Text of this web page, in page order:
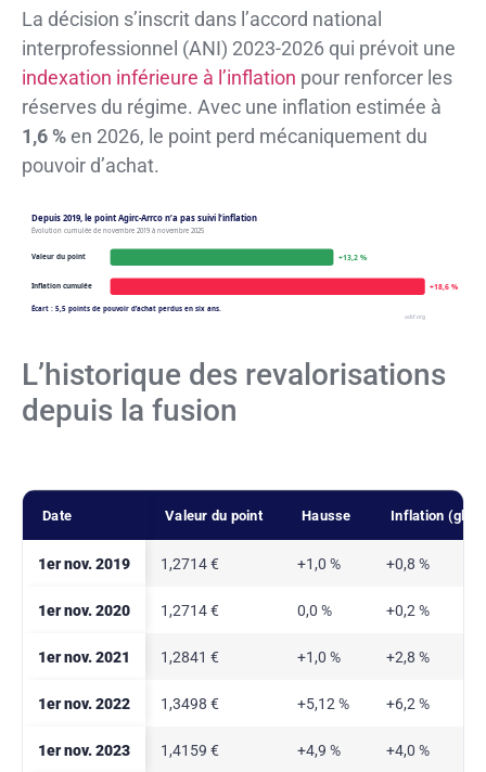
La décision s’inscrit dans l’accord national
interprofessionnel (ANI) 2023-2026 qui prévoit une
indexation inférieure à l’inflation pour renforcer les
réserves du régime. Avec une inflation estimée à
1,6 %en 2026, le point perd mécaniquement du
pouvoir d’achat.
Depuis 2019, le point Agirc-Arrco n’a pas suivi l’inflation
Évolution cumulée de novembre 2019 à novembre 2025
Valeur du point +13,2 %
Inflation cumulée +18,6 %
Écart : 5,5 points de pouvoir d’achat perdus en six ans.
adcf.org
L’historique des revalorisations
depuis la fusion
Date Valeur du point Hausse Inflation
1er nov. 2019 1,2714 € +1,0 % +0,8 %
1er nov. 2020 1,2714 € 0,0 % +0,2 %
1er nov. 2021 1,2841 € +1,0 % +2,8 %
1er nov. 2022 1,3498 € +5,12 % +6,2 %
1er nov. 2023 1,4159 € +4,9 % +4,0 %